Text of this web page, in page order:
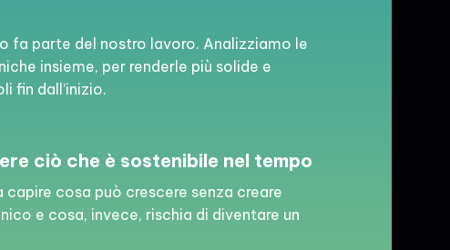
fa parte del nostro lavoro. Analizziamo le
insieme, per renderle più solide e
fin dall’inizio.
ciò che è sostenibile nel tempo
capire cosa può crescere senza creare
e cosa, invece, rischia di diventare un